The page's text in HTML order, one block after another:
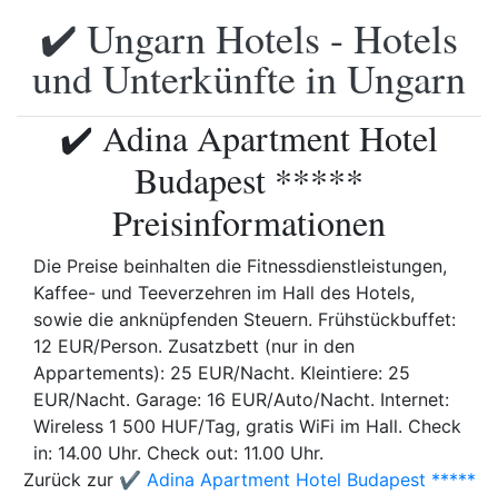
✔️ Ungarn Hotels - Hotels
und Unterkünfte in Ungarn
✔️ Adina Apartment Hotel
Budapest *****
Preisinformationen
Die Preise beinhalten die Fitnessdienstleistungen,
Kaffee- und Teeverzehren im Hall des Hotels,
sowie die anknüpfenden Steuern. Frühstückbuffet:
12 EUR/Person. Zusatzbett (nur in den
Appartements): 25 EUR/Nacht. Kleintiere: 25
EUR/Nacht. Garage: 16 EUR/Auto/Nacht. Internet:
Wireless 1 500 HUF/Tag, gratis WiFi im Hall. Check
in: 14.00 Uhr. Check out: 11.00 Uhr.
Zurück zur ✔️ Adina Apartment Hotel Budapest *****